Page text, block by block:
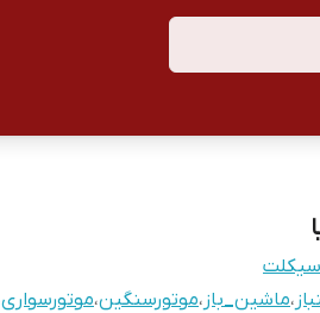
سیکلت
،ماشین_باز ،موتورسنگین،موتورسواری